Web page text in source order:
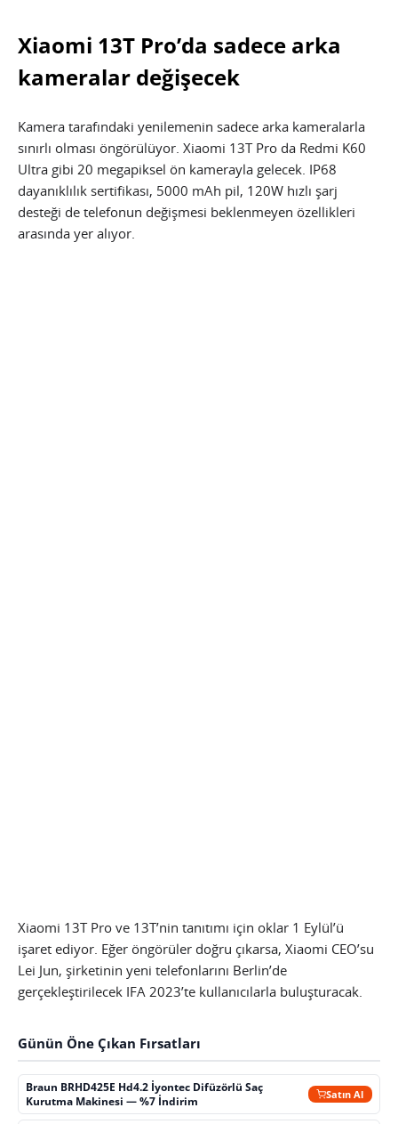
Xiaomi 13T Pro’da sadece arka
kameralar değişecek
Kamera tarafındaki yenilemenin sadece arka kameralarla
sınırlı olması öngörülüyor. Xiaomi 13T Pro da Redmi K60
Ultra gibi 20 megapiksel ön kamerayla gelecek. IP68
dayanıklılık sertifikası, 5000 mAh pil, 120W hızlı şarj
desteği de telefonun değişmesi beklenmeyen özellikleri
arasında yer alıyor.
Xiaomi 13T Pro ve 13T’nin tanıtımı için oklar 1 Eylül’ü
işaret ediyor. Eğer öngörüler doğru çıkarsa, Xiaomi CEO’su
Lei Jun, şirketinin yeni telefonlarını Berlin’de
gerçekleştirilecek IFA 2023’te kullanıcılarla buluşturacak.
Günün Öne Çıkan Fırsatları
Braun BRHD425E Hd4.2 İyontec Difüzörlü Saç
Kurutma Makinesi — %7 İndirim
Satın Al